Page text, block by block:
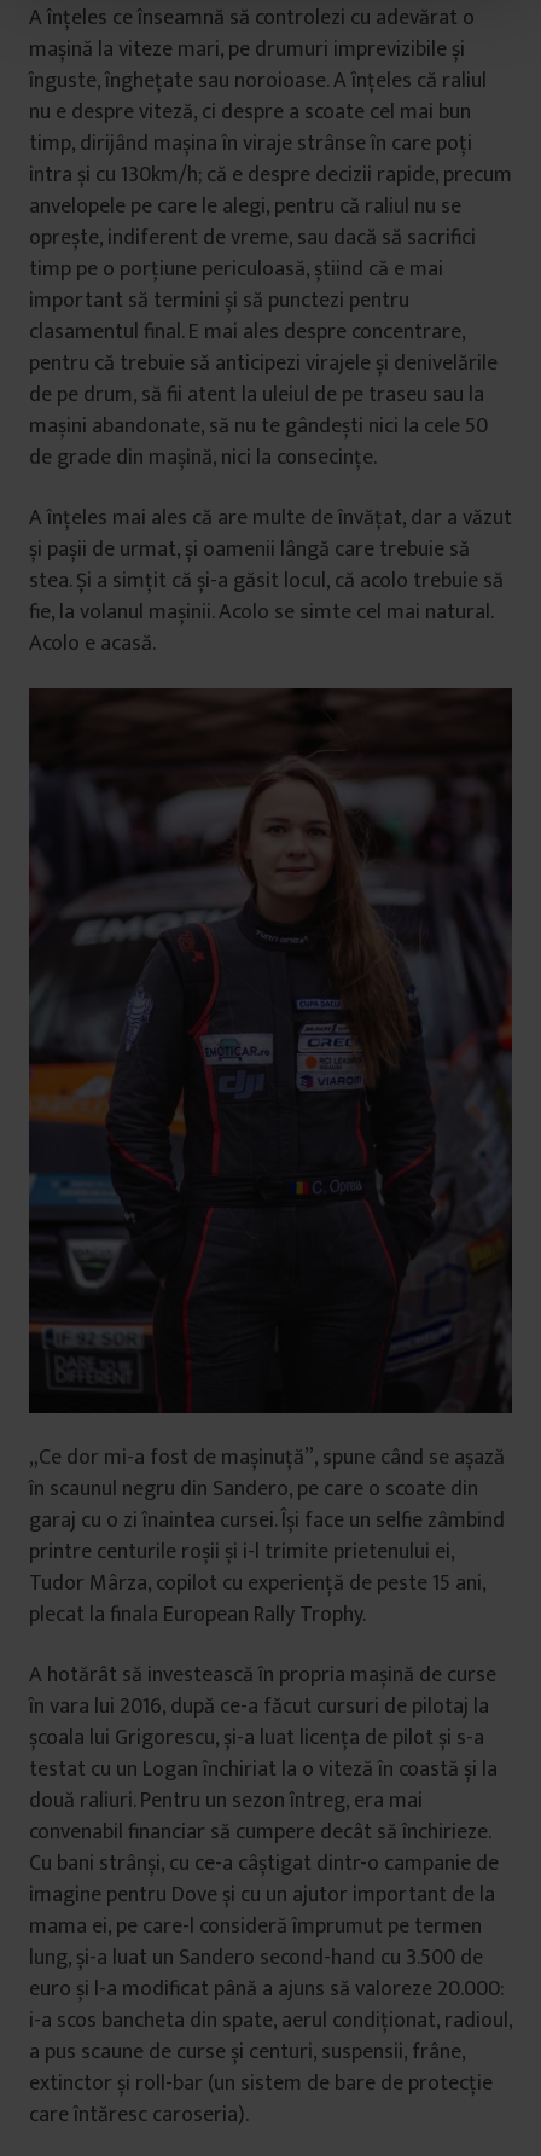
A înțeles ce înseamnă să controlezi cu adevărat o
mașină la viteze mari, pe drumuri imprevizibile și
înguste, înghețate sau noroioase. A înțeles că raliul
nu e despre viteză, ci despre a scoate cel mai bun
timp, dirijând mașina în viraje strânse în care poți
intra și cu 130km/h; că e despre decizii rapide, precum
anvelopele pe care le alegi, pentru că raliul nu se
oprește, indiferent de vreme, sau dacă să sacrifici
timp pe o porțiune periculoasă, știind că e mai
important să termini și să punctezi pentru
clasamentul final. E mai ales despre concentrare,
pentru că trebuie să anticipezi virajele și denivelările
de pe drum, să fii atent la uleiul de pe traseu sau la
mașini abandonate, să nu te gândești nici la cele 50
de grade din mașină, nici la consecințe.
A înțeles mai ales că are multe de învățat, dar a văzut
și pașii de urmat, și oamenii lângă care trebuie să
stea. Și a simțit că și-a găsit locul, că acolo trebuie să
fie, la volanul mașinii. Acolo se simte cel mai natural.
Acolo e acasă.
„Ce dor mi-a fost de mașinuță”, spune când se așază
în scaunul negru din Sandero, pe care o scoate din
garaj cu o zi înaintea cursei. Își face un selfie zâmbind
printre centurile roșii și i-l trimite prietenului ei,
Tudor Mârza, copilot cu experiență de peste 15 ani,
plecat la finala European Rally Trophy.
A hotărât să investească în propria mașină de curse
în vara lui 2016, după ce-a făcut cursuri de pilotaj la
școala lui Grigorescu, și-a luat licența de pilot și s-a
testat cu un Logan închiriat la o viteză în coastă și la
două raliuri. Pentru un sezon întreg, era mai
convenabil financiar să cumpere decât să închirieze.
Cu bani strânși, cu ce-a câștigat dintr-o campanie de
imagine pentru Dove și cu un ajutor important de la
mama ei, pe care-l consideră împrumut pe termen
lung, și-a luat un Sandero second-hand cu 3.500 de
euro și l-a modificat până a ajuns să valoreze 20.000:
i-a scos bancheta din spate, aerul condiționat, radioul,
a pus scaune de curse și centuri, suspensii, frâne,
extinctor și roll-bar (un sistem de bare de protecție
care întăresc caroseria).